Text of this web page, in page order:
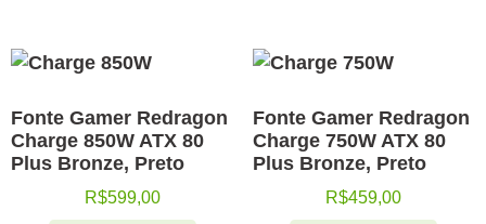
Fonte Gamer Redragon
Charge 850W ATX 80
Plus Bronze, Preto
R$599,00
Fonte Gamer Redragon
Charge 750W ATX 80
Plus Bronze, Preto
R$459,00